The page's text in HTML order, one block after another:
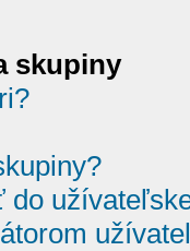
skupiny
do